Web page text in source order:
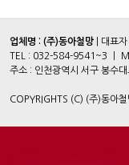
업체명 : (주)동아철망 | 대표
TEL : 032-584-9541~3 ㅣ
주소 : 인천광역시 서구 봉
COPYRIGHTS (C) (주)동아